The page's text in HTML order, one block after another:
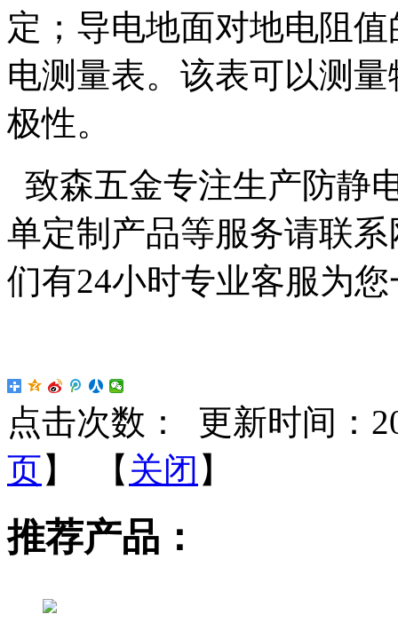
定；导电地面对地电阻
电测量表。该表可以测
极性。
致森五金专注生产防静
单定制产品等服务请联
们有24小时专业客服为
点击次数：
更新时间：
页】 【 关闭 】
推荐产品：